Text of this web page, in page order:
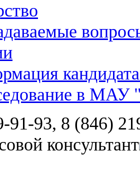
в
91-93, 8 (846)
консультант